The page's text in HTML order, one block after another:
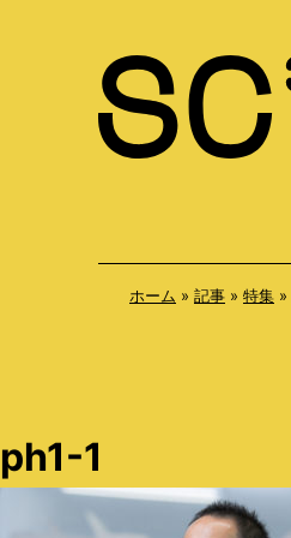
t
ホーム » 記事 » 特集 »
ph1-1